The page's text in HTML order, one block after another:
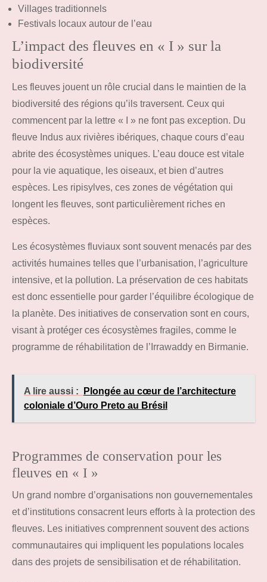
Villages traditionnels
Festivals locaux autour de l’eau
L’impact des fleuves en « I » sur la
biodiversité
Les fleuves jouent un rôle crucial dans le maintien de la
biodiversité des régions qu’ils traversent. Ceux qui
commencent par la lettre « I » ne font pas exception. Du
fleuve Indus aux rivières ibériques, chaque cours d’eau
abrite des écosystèmes uniques. L’eau douce est vitale
pour la vie aquatique, les oiseaux, et bien d’autres
espèces. Les ripisylves, ces zones de végétation qui
longent les fleuves, sont particulièrement riches en
espèces.
Les écosystèmes fluviaux sont souvent menacés par des
activités humaines telles que l’urbanisation, l’agriculture
intensive, et la pollution. La préservation de ces habitats
est donc essentielle pour garder l’équilibre écologique de
la planète. Des initiatives de conservation sont en cours,
visant à protéger ces écosystèmes fragiles, comme le
programme de réhabilitation de l’Irrawaddy en Birmanie.
A lire aussi :
Plongée au cœur de l’architecture
coloniale d’Ouro Preto au Brésil
Programmes de conservation pour les
fleuves en « I »
Un grand nombre d’organisations non gouvernementales
et d’institutions consacrent leurs efforts à la protection des
fleuves. Les initiatives comprennent souvent des actions
communautaires qui impliquent les populations locales
dans des projets de sensibilisation et de réhabilitation.